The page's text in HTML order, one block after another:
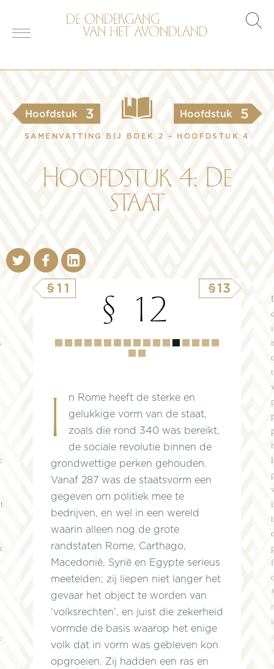
Hoofdstuk 3 Hoofdstuk 5
SAMENVATTING BIJ BOEK 2 – HOOFDSTUK 4
Hoofdstuk 4: De
staat
§11 §13
§ 12
Hoofdstuk
1 2 3 4 5 6 7 8 9 10 11 12 13 14 15
17
In Rome heeft de sterke en
gelukkige vorm van de staat,
zoals die rond 340 was bereikt,
de sociale revolutie binnen de
grondwettige perken gehouden.
Vanaf 287 was de staatsvorm een
gegeven om politiek mee te
bedrijven, en wel in een wereld
waarin alleen nog de grote
randstaten Rome, Carthago,
Macedonië, Syrië en Egypte serieus
meetelden; zij liepen niet langer het
gevaar het object te worden van
‘volksrechten’, en juist die zekerheid
vormde de basis waarop het enige
volk dat in vorm was gebleven kon
opgroeien. Zij hadden een ras en